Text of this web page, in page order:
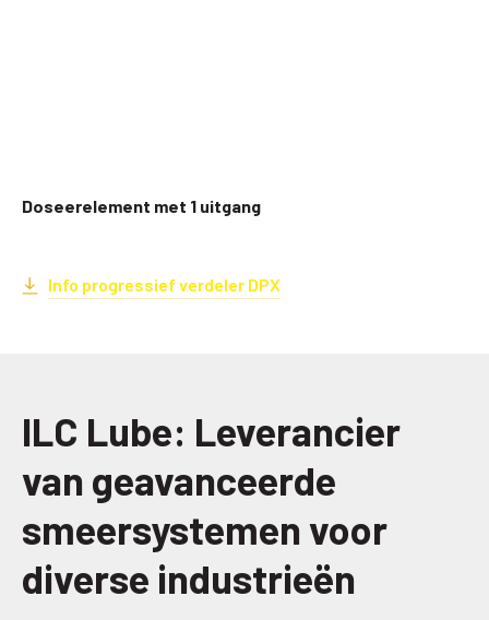
Doseerelement met 1 uitgang
Info progressief verdeler DPX
ILC Lube: Leverancier
van geavanceerde
smeersystemen voor
diverse industrieën